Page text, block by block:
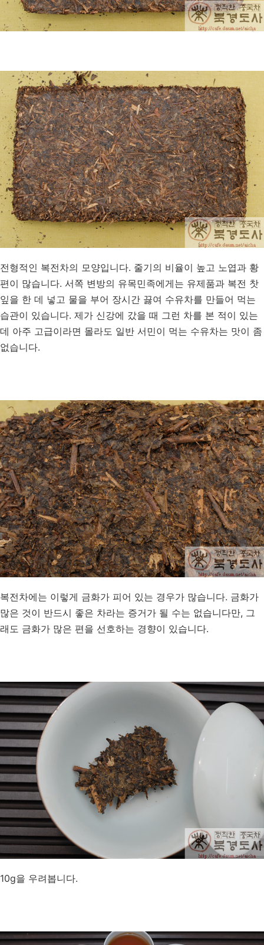
전형적인 복전차의 모양입니다. 줄기의 비율이 높고 노엽과 황
편이 많습니다. 서쪽 변방의 유목민족에게는 유제품과 복전 찻
잎을 한 데 넣고 물을 부어 장시간 끓여 수유차를 만들어 먹는
습관이 있습니다. 제가 신강에 갔을 때 그런 차를 본 적이 있는
데 아주 고급이라면 몰라도 일반 서민이 먹는 수유차는 맛이 좀
없습니다.
복전차에는 이렇게 금화가 피어 있는 경우가 많습니다. 금화가
많은 것이 반드시 좋은 차라는 증거가 될 수는 없습니다만, 그
래도 금화가 많은 편을 선호하는 경향이 있습니다.
10g을 우려봅니다.